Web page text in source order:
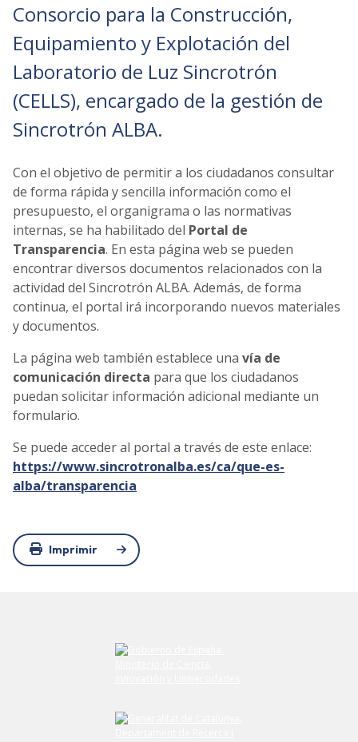
Consorcio para la Construcción,
Equipamiento y Explotación del
Laboratorio de Luz Sincrotrón
(CELLS), encargado de la gestión de
Sincrotrón ALBA.
Con el objetivo de permitir a los ciudadanos consultar
de forma rápida y sencilla información como el
presupuesto, el organigrama o las normativas
internas, se ha habilitado del Portal de
Transparencia. En esta página web se pueden
encontrar diversos documentos relacionados con la
actividad del Sincrotrón ALBA. Además, de forma
continua, el portal irá incorporando nuevos materiales
y documentos.
La página web también establece una vía de
comunicación directa para que los ciudadanos
puedan solicitar información adicional mediante un
formulario.
Se puede acceder al portal a través de este enlace:
https://www.sincrotronalba.es/ca/que-es-
alba/transparencia
Imprimir